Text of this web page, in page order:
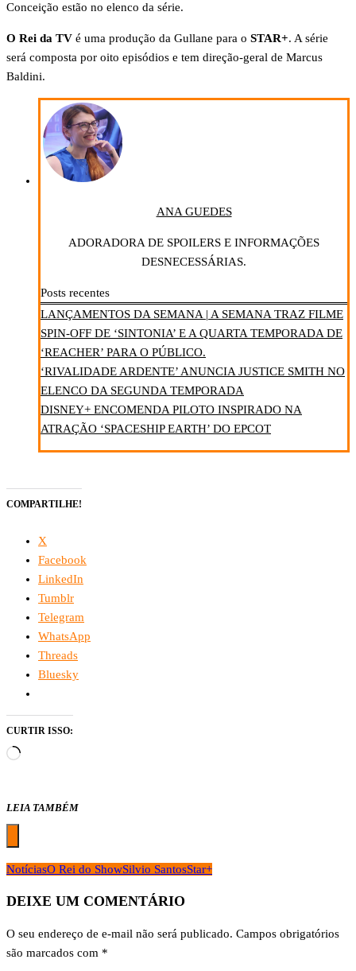
Conceição estão no elenco da série.
O Rei da TV é uma produção da Gullane para o STAR+. A série
será composta por oito episódios e tem direção-geral de Marcus
Baldini.
ANA GUEDES
ADORADORA DE SPOILERS E INFORMAÇÕES
DESNECESSÁRIAS.
Posts recentes
LANÇAMENTOS DA SEMANA | A SEMANA TRAZ FILME
SPIN-OFF DE ‘SINTONIA’ E A QUARTA TEMPORADA DE
‘REACHER’ PARA O PÚBLICO.
‘RIVALIDADE ARDENTE’ ANUNCIA JUSTICE SMITH NO
ELENCO DA SEGUNDA TEMPORADA
DISNEY+ ENCOMENDA PILOTO INSPIRADO NA
ATRAÇÃO ‘SPACESHIP EARTH’ DO EPCOT
COMPARTILHE!
X
Facebook
LinkedIn
Tumblr
Telegram
WhatsApp
Threads
Bluesky
CURTIR ISSO:
Carregando...
LEIA TAMBÉM
NotíciasO Rei do ShowSilvio SantosStar+
DEIXE UM COMENTÁRIO
O seu endereço de e-mail não será publicado. Campos obrigatórios
são marcados com *